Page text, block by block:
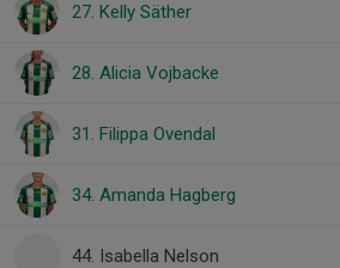
27. Kelly Säther
28. Alicia Vojbacke
31. Filippa Ovendal
34. Amanda Hagberg
44. Isabella Nelson